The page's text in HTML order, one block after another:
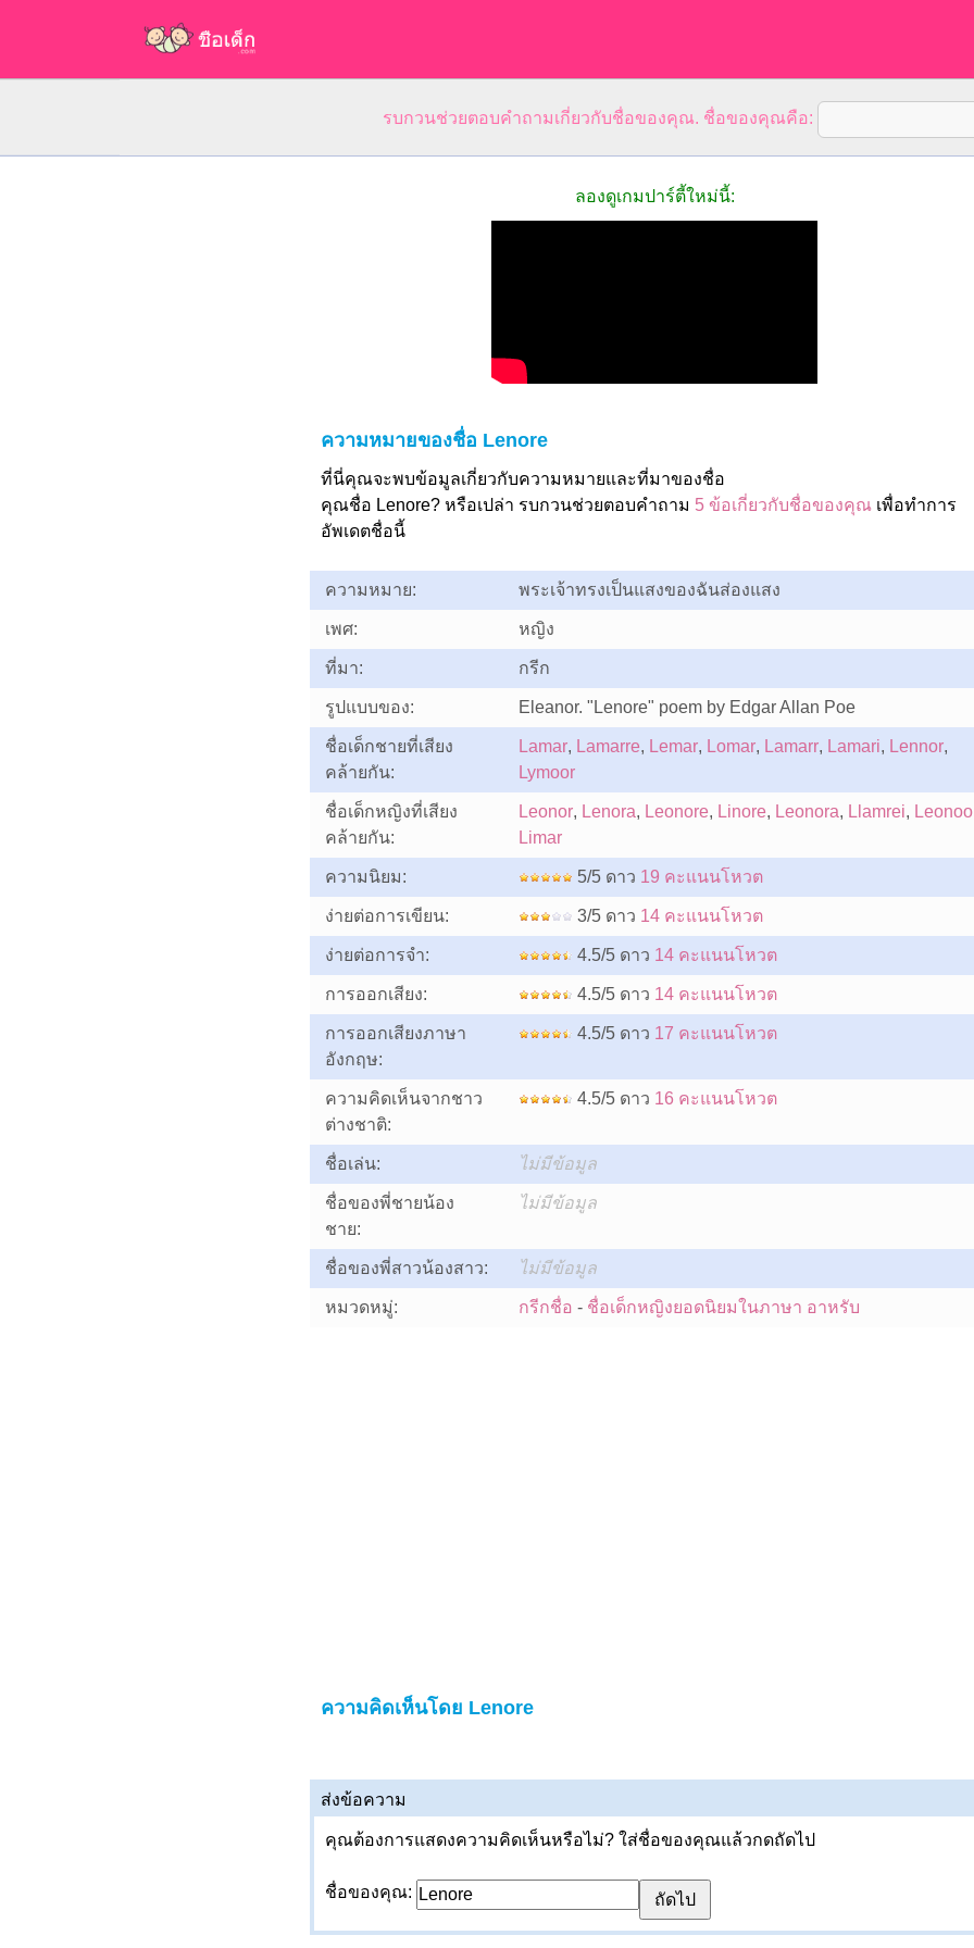
รบกวนช่วยตอบคำถามเกี่ยวกับชื่อของคุณ. ชื่อของคุณคือ:
ลองดูเกมปาร์ตี้ใหม่นี้:
ความหมายของชื่อ Lenore
ที่นี่คุณจะพบข้อมูลเกี่ยวกับความหมายและที่มาของชื่อ
คุณชื่อ Lenore? หรือเปล่า รบกวนช่วยตอบคำถาม 5 ข้อเกี่ยวกับชื่อของคุณเพื่อทำการ
อัพเดตชื่อนี้
ความหมาย: พระเจ้าทรงเป็นแสงของฉันส่องแสง
เพศ: หญิง
ที่มา: กรีก
รูปแบบของ: Eleanor. "Lenore" poem by Edgar Allan Poe
ชื่อเด็กชายที่เสียง
คล้ายกัน:
Lamar, Lamarre, Lemar, Lomar, Lamarr, Lamari, Lennor,
Lymoor
ชื่อเด็กหญิงที่เสียง
คล้ายกัน:
Leonor, Lenora, Leonore, Linore, Leonora, Llamrei,
Limar
ความนิยม: 5/5 ดาว 19 คะแนนโหวต
ง่ายต่อการเขียน: 3/5 ดาว 14 คะแนนโหวต
ง่ายต่อการจำ: 4.5/5 ดาว 14 คะแนนโหวต
การออกเสียง: 4.5/5 ดาว 14 คะแนนโหวต
การออกเสียงภาษา
อังกฤษ:
4.5/5 ดาว 17 คะแนนโหวต
ความคิดเห็นจากชาว
ต่างชาติ:
4.5/5 ดาว 16 คะแนนโหวต
ชื่อเล่น: ไม่มีข้อมูล
ชื่อของพี่ชายน้อง
ชาย:
ไม่มีข้อมูล
ชื่อของพี่สาวน้องสาว: ไม่มีข้อมูล
หมวดหมู่: กรีกชื่อ - ชื่อเด็กหญิงยอดนิยมในภาษา อาหรับ
ความคิดเห็นโดย Lenore
ส่งข้อความ
คุณต้องการแสดงความคิดเห็นหรือไม่? ใส่ชื่อของคุณแล้วกดถัดไป
ชื่อของคุณ: